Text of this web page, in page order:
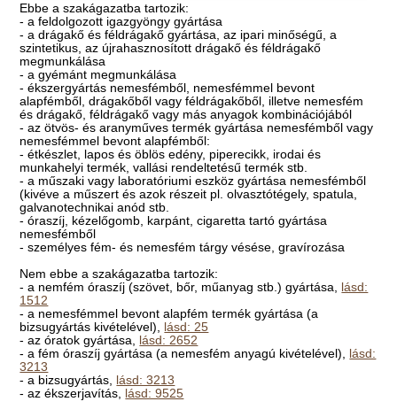
Ebbe a szakágazatba tartozik:
- a feldolgozott igazgyöngy gyártása
- a drágakő és féldrágakő gyártása, az ipari minőségű, a
szintetikus, az újrahasznosított drágakő és féldrágakő
megmunkálása
- a gyémánt megmunkálása
- ékszergyártás nemesfémből, nemesfémmel bevont
alapfémből, drágakőből vagy féldrágakőből, illetve nemesfém
és drágakő, féldrágakő vagy más anyagok kombinációjából
- az ötvös- és aranyműves termék gyártása nemesfémből vagy
nemesfémmel bevont alapfémből:
- étkészlet, lapos és öblös edény, piperecikk, irodai és
munkahelyi termék, vallási rendeltetésű termék stb.
- a műszaki vagy laboratóriumi eszköz gyártása nemesfémből
(kivéve a műszert és azok részeit pl. olvasztótégely, spatula,
galvanotechnikai anód stb.
- óraszíj, kézelőgomb, karpánt, cigaretta tartó gyártása
nemesfémből
- személyes fém- és nemesfém tárgy vésése, gravírozása
Nem ebbe a szakágazatba tartozik:
- a nemfém óraszíj (szövet, bőr, műanyag stb.) gyártása, lásd:
1512
- a nemesfémmel bevont alapfém termék gyártása (a
bizsugyártás kivételével), lásd: 25
- az óratok gyártása, lásd: 2652
- a fém óraszíj gyártása (a nemesfém anyagú kivételével), lásd:
3213
- a bizsugyártás, lásd: 3213
- az ékszerjavítás, lásd: 9525